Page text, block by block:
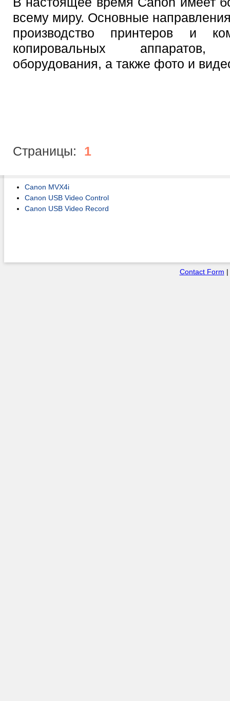
всему миру. Основные
производство принтеров и
копировальных аппаратов,
оборудования, а также фото и
Страницы: 1
Canon MVX4i
Canon USB Video Control
Canon USB Video Record
Contact Form |